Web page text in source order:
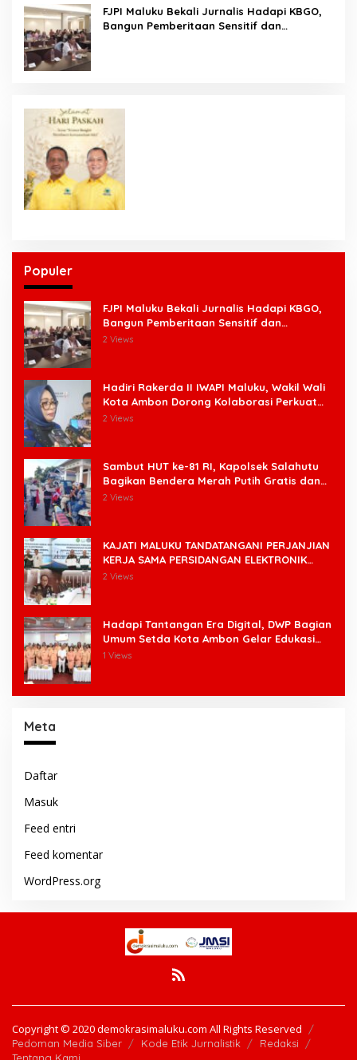
FJPI Maluku Bekali Jurnalis Hadapi KBGO,
Bangun Pemberitaan Sensitif dan
Populer
FJPI Maluku Bekali Jurnalis Hadapi KBGO,
Bangun Pemberitaan Sensitif dan
Berperspektif Korban
2 Views
Hadiri Rakerda II IWAPI Maluku, Wakil Wali
Kota Ambon Dorong Kolaborasi Perkuat
UMKM dan Pengusaha Perempuan
2 Views
Sambut HUT ke-81 RI, Kapolsek Salahutu
Bagikan Bendera Merah Putih Gratis dan
Ajak Warga Kobarkan Semangat
2 Views
KAJATI MALUKU TANDATANGANI PERJANJIAN
KERJA SAMA PERSIDANGAN ELEKTRONIK
BERSAMA PENGADILAN TINGGI AMBON DAN
2 Views
Hadapi Tantangan Era Digital, DWP Bagian
Umum Setda Kota Ambon Gelar Edukasi
Parenting Perkuat Pola Asuh Holistik
1 Views
Meta
Daftar
Masuk
Feed entri
Feed komentar
WordPress.org
Copyright © 2020 demokrasimaluku.com All Rights Reserved
Pedoman Media Siber Kode Etik Jurnalistik
Redaksi